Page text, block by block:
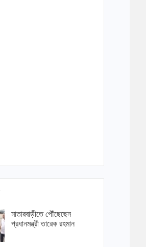
মাতারবাড়ীতে পৌঁছেছেন
প্রধানমন্ত্রী তারেক রহমান